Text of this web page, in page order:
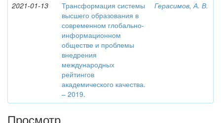
2021-01-13
Трансформация системы
высшего образования в
современном глобально-
информационном
обществе и проблемы
внедрения
международных
рейтингов
академического качества.
– 2019.
Герасимов, А. В.
Просмотр